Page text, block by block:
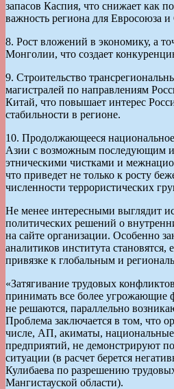
запасов Каспия, что снижает как
важность региона для Евросоюза
8. Рост вложений в экономику, а
Монголии, что создает
9. Строительство
магистралей по направлениям
Китай, что повышает интерес
стабильности в регионе.
10. Продолжающееся
Азии с возможным последующим
этническими чистками и
что приведет не только к росту
численности террористических
Не менее интересными выглядит
политических решений о
на сайте организации. Особенно
аналитиков института становятся,
привязке к глобальным и
«Затягивание трудовых
принимать все более
не решаются, параллельно
Проблема заключается в том, что
числе, АП, акиматы,
предприятий, не демонстрируют
ситуации (в расчет берется
Кулибаева по разрешению
Мангистауской области).